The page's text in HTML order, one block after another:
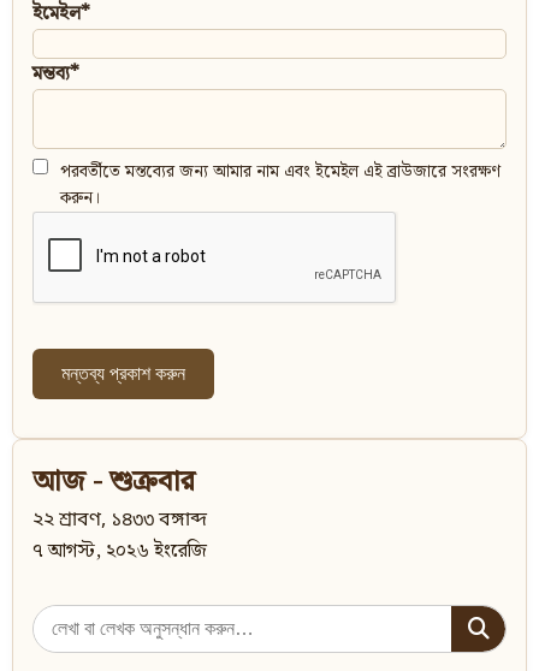
ইমেইল*
মন্তব্য*
পরবর্তীতে মন্তব্যের জন্য আমার নাম এবং ইমেইল এই ব্রাউজারে সংরক্ষণ
করুন।
আজ - শুক্রবার
২২ শ্রাবণ, ১৪৩৩ বঙ্গাব্দ
৭ আগস্ট, ২০২৬ ইংরেজি
Search
for: